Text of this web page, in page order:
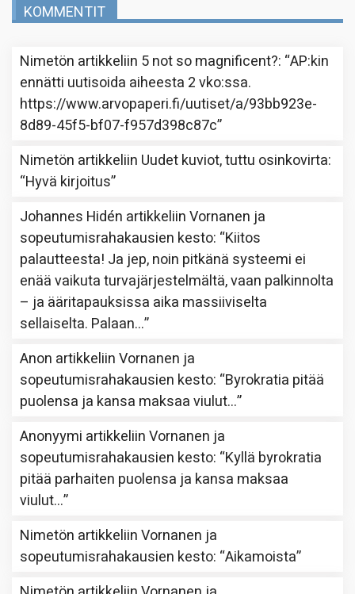
KOMMENTIT
Nimetön artikkeliin 5 not so magnificent?: “AP:kin
ennätti uutisoida aiheesta 2 vko:ssa.
https://www.arvopaperi.fi/uutiset/a/93bb923e-
8d89-45f5-bf07-f957d398c87c”
Nimetön artikkeliin Uudet kuviot, tuttu osinkovirta:
“Hyvä kirjoitus”
Johannes Hidén artikkeliinVornanen ja
sopeutumisrahakausien kesto: “Kiitos
palautteesta! Ja jep, noin pitkänä systeemi ei
enää vaikuta turvajärjestelmältä, vaan palkinnolta
– ja ääritapauksissa aika massiiviselta
sellaiselta. Palaan…”
Anon artikkeliinVornanen ja
sopeutumisrahakausien kesto: “Byrokratia pitää
puolensa ja kansa maksaa viulut…”
Anonyymi artikkeliinVornanen ja
sopeutumisrahakausien kesto: “Kyllä byrokratia
pitää parhaiten puolensa ja kansa maksaa
viulut…”
Nimetön artikkeliinVornanen ja
sopeutumisrahakausien kesto: “Aikamoista”